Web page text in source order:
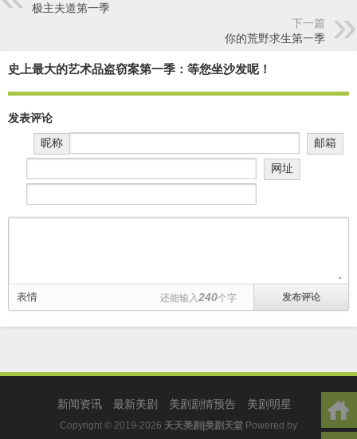
极主夫道第一季
下一篇
你的荒野求生第一季
史上最大的艺术品盗窃案第一季：等您坐沙发呢！
发表评论
昵称
邮箱
网址
表情 还能输入240个字
新闻资讯 最新美剧 美剧剧情预告 美剧明星
Copyright © 2019-2026 天天美剧|美剧天堂 Powered by